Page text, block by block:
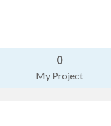
0
My Project